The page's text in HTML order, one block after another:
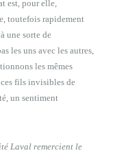
est, pour elle,
toutefois rapidement
une sorte de
les uns avec les autres,
les mêmes
ces fils invisibles de
un sentiment
Laval remercient le